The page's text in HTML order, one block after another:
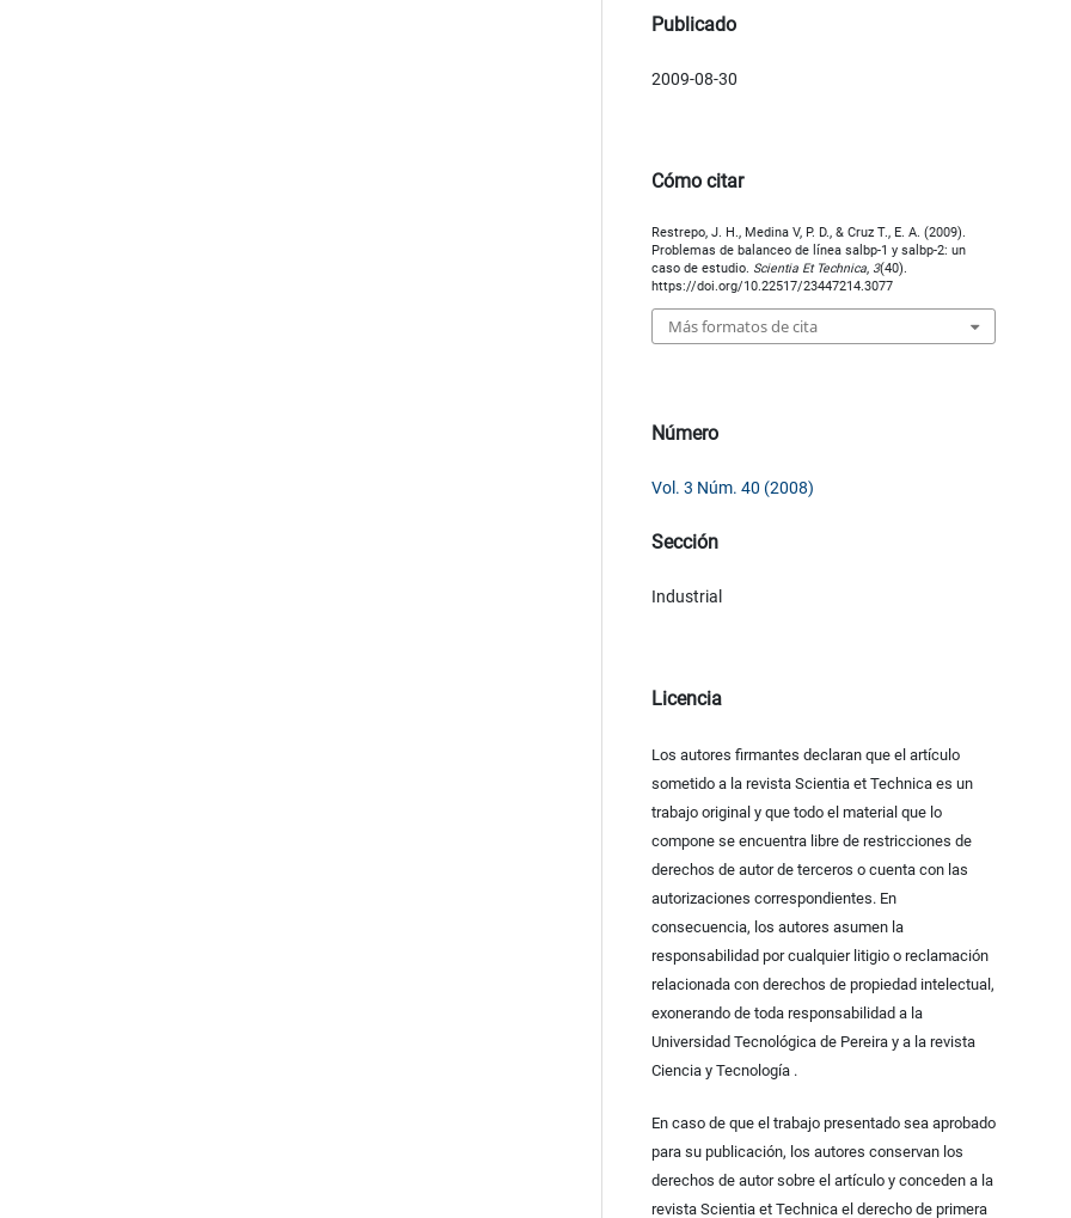
Publicado
2009-08-30
Cómo citar
Restrepo, J. H., Medina V, P. D., & Cruz T., E. A. (2009).
Problemas de balanceo de línea salbp-1 y salbp-2: un
caso de estudio. Scientia Et Technica, 3(40).
https://doi.org/10.22517/23447214.3077
Más formatos de cita
Número
Vol. 3 Núm. 40 (2008)
Sección
Industrial
Licencia
Los autores firmantes declaran que el artículo
sometido a la revista Scientia et Technica es un
trabajo original y que todo el material que lo
compone se encuentra libre de restricciones de
derechos de autor de terceros o cuenta con las
autorizaciones correspondientes. En
consecuencia, los autores asumen la
responsabilidad por cualquier litigio o reclamación
relacionada con derechos de propiedad intelectual,
exonerando de toda responsabilidad a la
Universidad Tecnológica de Pereira y a la revista
Ciencia y Tecnología .
En caso de que el trabajo presentado sea aprobado
para su publicación, los autores conservan los
derechos de autor sobre el artículo y conceden a la
revista Scientia et Technica el derecho de primera